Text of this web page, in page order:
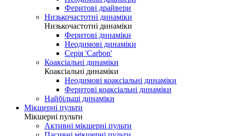
Феритові драйвери
Низькочастотні динаміки
Низькочастотні динаміки
Феритові динаміки
Неодимові динаміки
Серія 'Carbon'
Коаксіальні динаміки
Коаксіальні динаміки
Неодимові коаксіальні динаміки
Феритові коаксіальні динаміки
Найбільші динаміки
Мікшерні пульти
Мікшерні пульти
Активні мікшерні пульти